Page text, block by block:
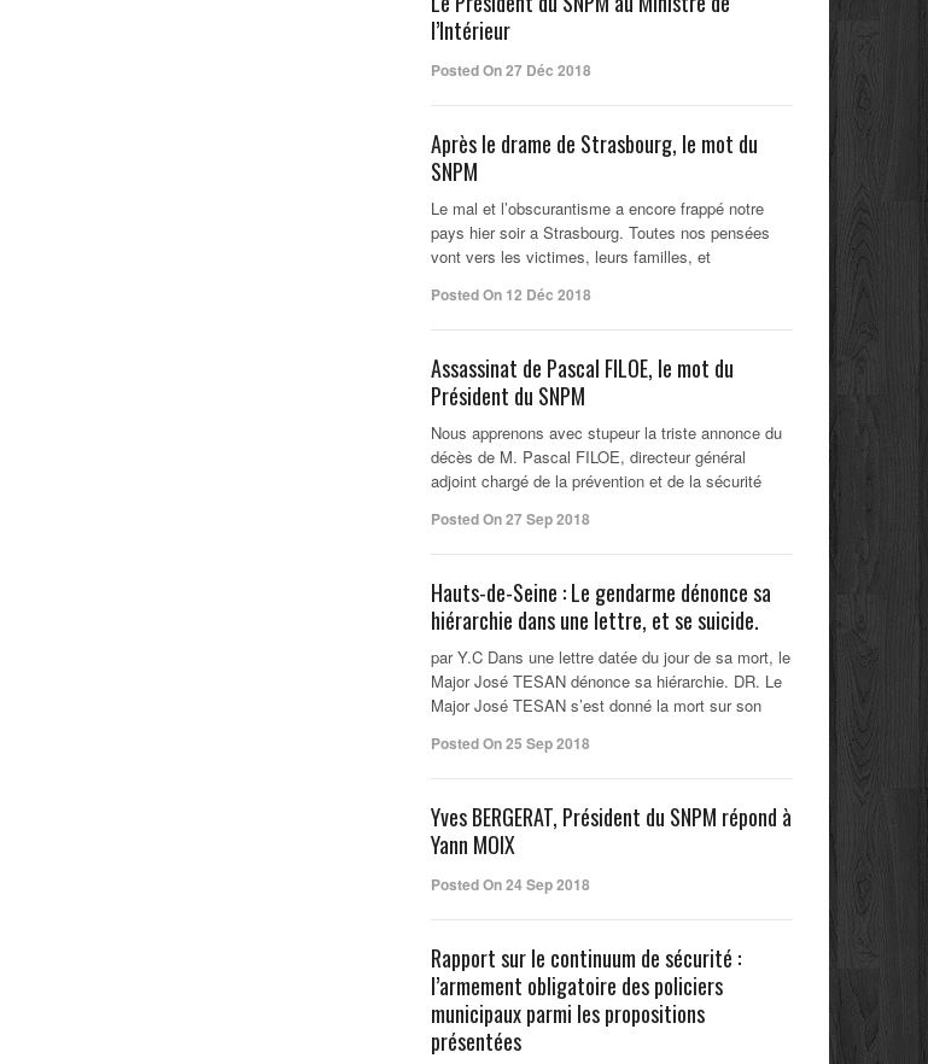
l’Intérieur
Posted On 27 Déc 2018
Après le drame de Strasbourg, le mot du
SNPM
Le mal et l’obscurantisme a encore frappé notre
pays hier soir a Strasbourg. Toutes nos pensées
vont vers les victimes, leurs familles, et
Posted On 12 Déc 2018
Assassinat de Pascal FILOE, le mot du
Président du SNPM
Nous apprenons avec stupeur la triste annonce du
décès de M. Pascal FILOE, directeur général
adjoint chargé de la prévention et de la sécurité
Posted On 27 Sep 2018
Hauts-de-Seine : Le gendarme dénonce sa
hiérarchie dans une lettre, et se suicide.
par Y.C Dans une lettre datée du jour de sa mort, le
Major José TESAN dénonce sa hiérarchie. DR. Le
Major José TESAN s’est donné la mort sur son
Posted On 25 Sep 2018
Yves BERGERAT, Président du SNPM répond à
Yann MOIX
Posted On 24 Sep 2018
Rapport sur le continuum de sécurité :
l’armement obligatoire des policiers
municipaux parmi les propositions
présentées